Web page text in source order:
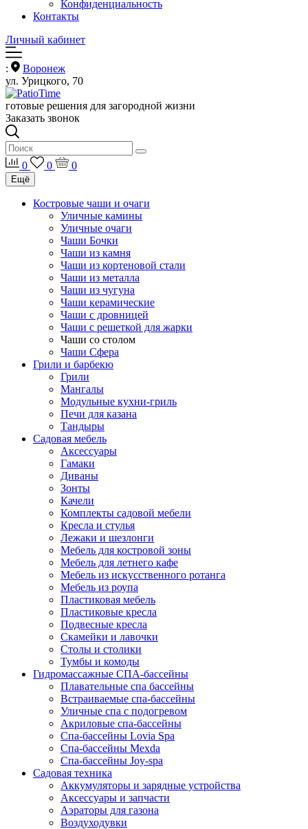
Конфиденциальность
Контакты
Личный кабинет
:
Воронеж
ул. Урицкого, 70
готовые решения для загородной жизни
Заказать звонок
0 0 0
Ещё
Костровые чаши и очаги
Уличные камины
Уличные очаги
Чаши Бочки
Чаши из камня
Чаши из кортеновой стали
Чаши из металла
Чаши из чугуна
Чаши керамические
Чаши с дровницей
Чаши с решеткой для жарки
Чаши со столом
Чаши Сфера
Грили и барбекю
Грили
Мангалы
Модульные кухни-гриль
Печи для казана
Тандыры
Садовая мебель
Аксессуары
Гамаки
Диваны
Зонты
Качели
Комплекты садовой мебели
Кресла и стулья
Лежаки и шезлонги
Мебель для костровой зоны
Мебель для летнего кафе
Мебель из искусственного ротанга
Мебель из роупа
Пластиковая мебель
Пластиковые кресла
Подвесные кресла
Скамейки и лавочки
Столы и столики
Тумбы и комоды
Гидромассажные СПА-бассейны
Плавательные спа бассейны
Встраиваемые спа-бассейны
Уличные спа с подогревом
Акриловые спа-бассейны
Спа-бассейны Lovia Spa
Спа-бассейны Mexda
Спа-бассейны Joy-spa
Садовая техника
Аккумуляторы и зарядные устройства
Аксессуары и запчасти
Аэраторы для газона
Воздуходувки